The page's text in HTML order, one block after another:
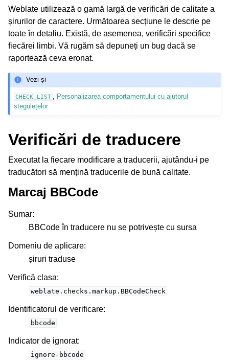
Weblate utilizează o gamă largă de verificări de calitate a
șirurilor de caractere. Următoarea secțiune le descrie pe
toate în detaliu. Există, de asemenea, verificări specifice
fiecărei limbi. Vă rugăm să depuneți un bug dacă se
raportează ceva eronat.
Vezi și
CHECK_LIST
Personalizarea comportamentului cu ajutorul
stegulețelor
Verificări de traducere
Executat la fiecare modificare a traducerii, ajutându-i pe
traducători să mențină traducerile de bună calitate.
Marcaj BBCode
Sumar:
BBCode în traducere nu se potrivește cu sursa
Domeniu de aplicare:
șiruri traduse
Verifică clasa:
weblate.checks.markup.BBCodeCheck
Identificatorul de verificare:
bbcode
Indicator de ignorat:
ignore-bbcode